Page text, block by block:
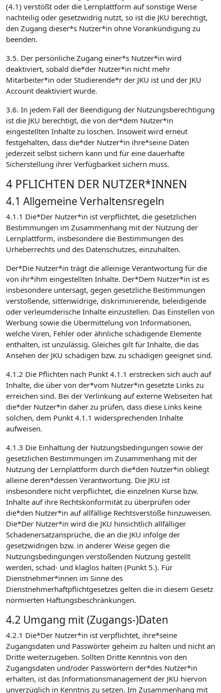
(4.1) verstößt oder die Lernplattform auf sonstige Weise
nachteilig oder gesetzwidrig nutzt, so ist die JKU berechtigt,
den Zugang dieser*s Nutzer*in ohne Vorankündigung zu
beenden.
3.5. Der persönliche Zugang einer*s Nutzer*in wird
deaktiviert, sobald die*der Nutzer*in nicht mehr
Mitarbeiter*in oder Studierende*r der JKU ist und der JKU
Account deaktiviert wurde.
3.6. In jedem Fall der Beendigung der Nutzungsberechtigung
ist die JKU berechtigt, die von der*dem Nutzer*in
eingestellten Inhalte zu löschen. Insoweit wird erneut
festgehalten, dass die*der Nutzer*in ihre*seine Daten
jederzeit selbst sichern kann und für eine dauerhafte
Sicherstellung ihrer Verfügbarkeit sichern muss.
4 PFLICHTEN DER NUTZER*INNEN
4.1 Allgemeine Verhaltensregeln
4.1.1 Die*Der Nutzer*in ist verpflichtet, die gesetzlichen
Bestimmungen im Zusammenhang mit der Nutzung der
Lernplattform, insbesondere die Bestimmungen des
Urheberrechts und des Datenschutzes, einzuhalten.
Der*Die Nutzer*in trägt die alleinige Verantwortung für die
von ihr*ihm eingestellten Inhalte. Der*Dem Nutzer*in ist es
insbesondere untersagt, gegen gesetzliche Bestimmungen
verstoßende, sittenwidrige, diskriminierende, beleidigende
oder verleumderische Inhalte einzustellen. Das Einstellen von
Werbung sowie die Übermittelung von Informationen,
welche Viren, Fehler oder ähnliche schädigende Elemente
enthalten, ist unzulässig. Gleiches gilt für Inhalte, die das
Ansehen der JKU schädigen bzw. zu schädigen geeignet sind.
4.1.2 Die Pflichten nach Punkt 4.1.1 erstrecken sich auch auf
Inhalte, die über von der*vom Nutzer*in gesetzte Links zu
erreichen sind. Bei der Verlinkung auf externe Webseiten hat
die*der Nutzer*in daher zu prüfen, dass diese Links keine
solchen, dem Punkt 4.1.1 widersprechenden Inhalte
aufweisen.
4.1.3 Die Einhaltung der Nutzungsbedingungen sowie der
gesetzlichen Bestimmungen im Zusammenhang mit der
Nutzung der Lernplattform durch die*den Nutzer*in obliegt
alleine deren*dessen Verantwortung. Die JKU ist
insbesondere nicht verpflichtet, die einzelnen Kurse bzw.
Inhalte auf ihre Rechtskonformität zu überprüfen oder
die*den Nutzer*in auf allfällige Rechtsverstöße hinzuweisen.
Die*Der Nutzer*in wird die JKU hinsichtlich allfälliger
Schadenersatzansprüche, die an die JKU infolge der
gesetzwidrigen bzw. in anderer Weise gegen die
Nutzungsbedingungen verstoßenden Nutzung gestellt
werden, schad- und klaglos halten (Punkt 5.). Für
Dienstnehmer*innen im Sinne des
Dienstnehmerhaftpflichtgesetzes gelten die in diesem Gesetz
normierten Haftungsbeschränkungen.
4.2 Umgang mit (Zugangs-)Daten
4.2.1 Die*Der Nutzer*in ist verpflichtet, ihre*seine
Zugangsdaten und Passwörter geheim zu halten und nicht an
Dritte weiterzugeben. Sollten Dritte Kenntnis von den
Zugangsdaten und/oder Passwörtern der*des Nutzer*in
erhalten, ist das Informationsmanagement der JKU hiervon
unverzüglich in Kenntnis zu setzen. Im Zusammenhang mit